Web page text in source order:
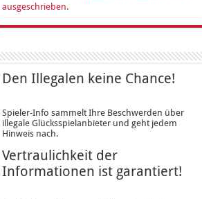
ausgeschrieben.
Den Illegalen keine Chance!
Spieler-Info sammelt Ihre Beschwerden über
illegale Glücksspielanbieter und geht jedem
Hinweis nach.
Vertraulichkeit der
Informationen ist garantiert!